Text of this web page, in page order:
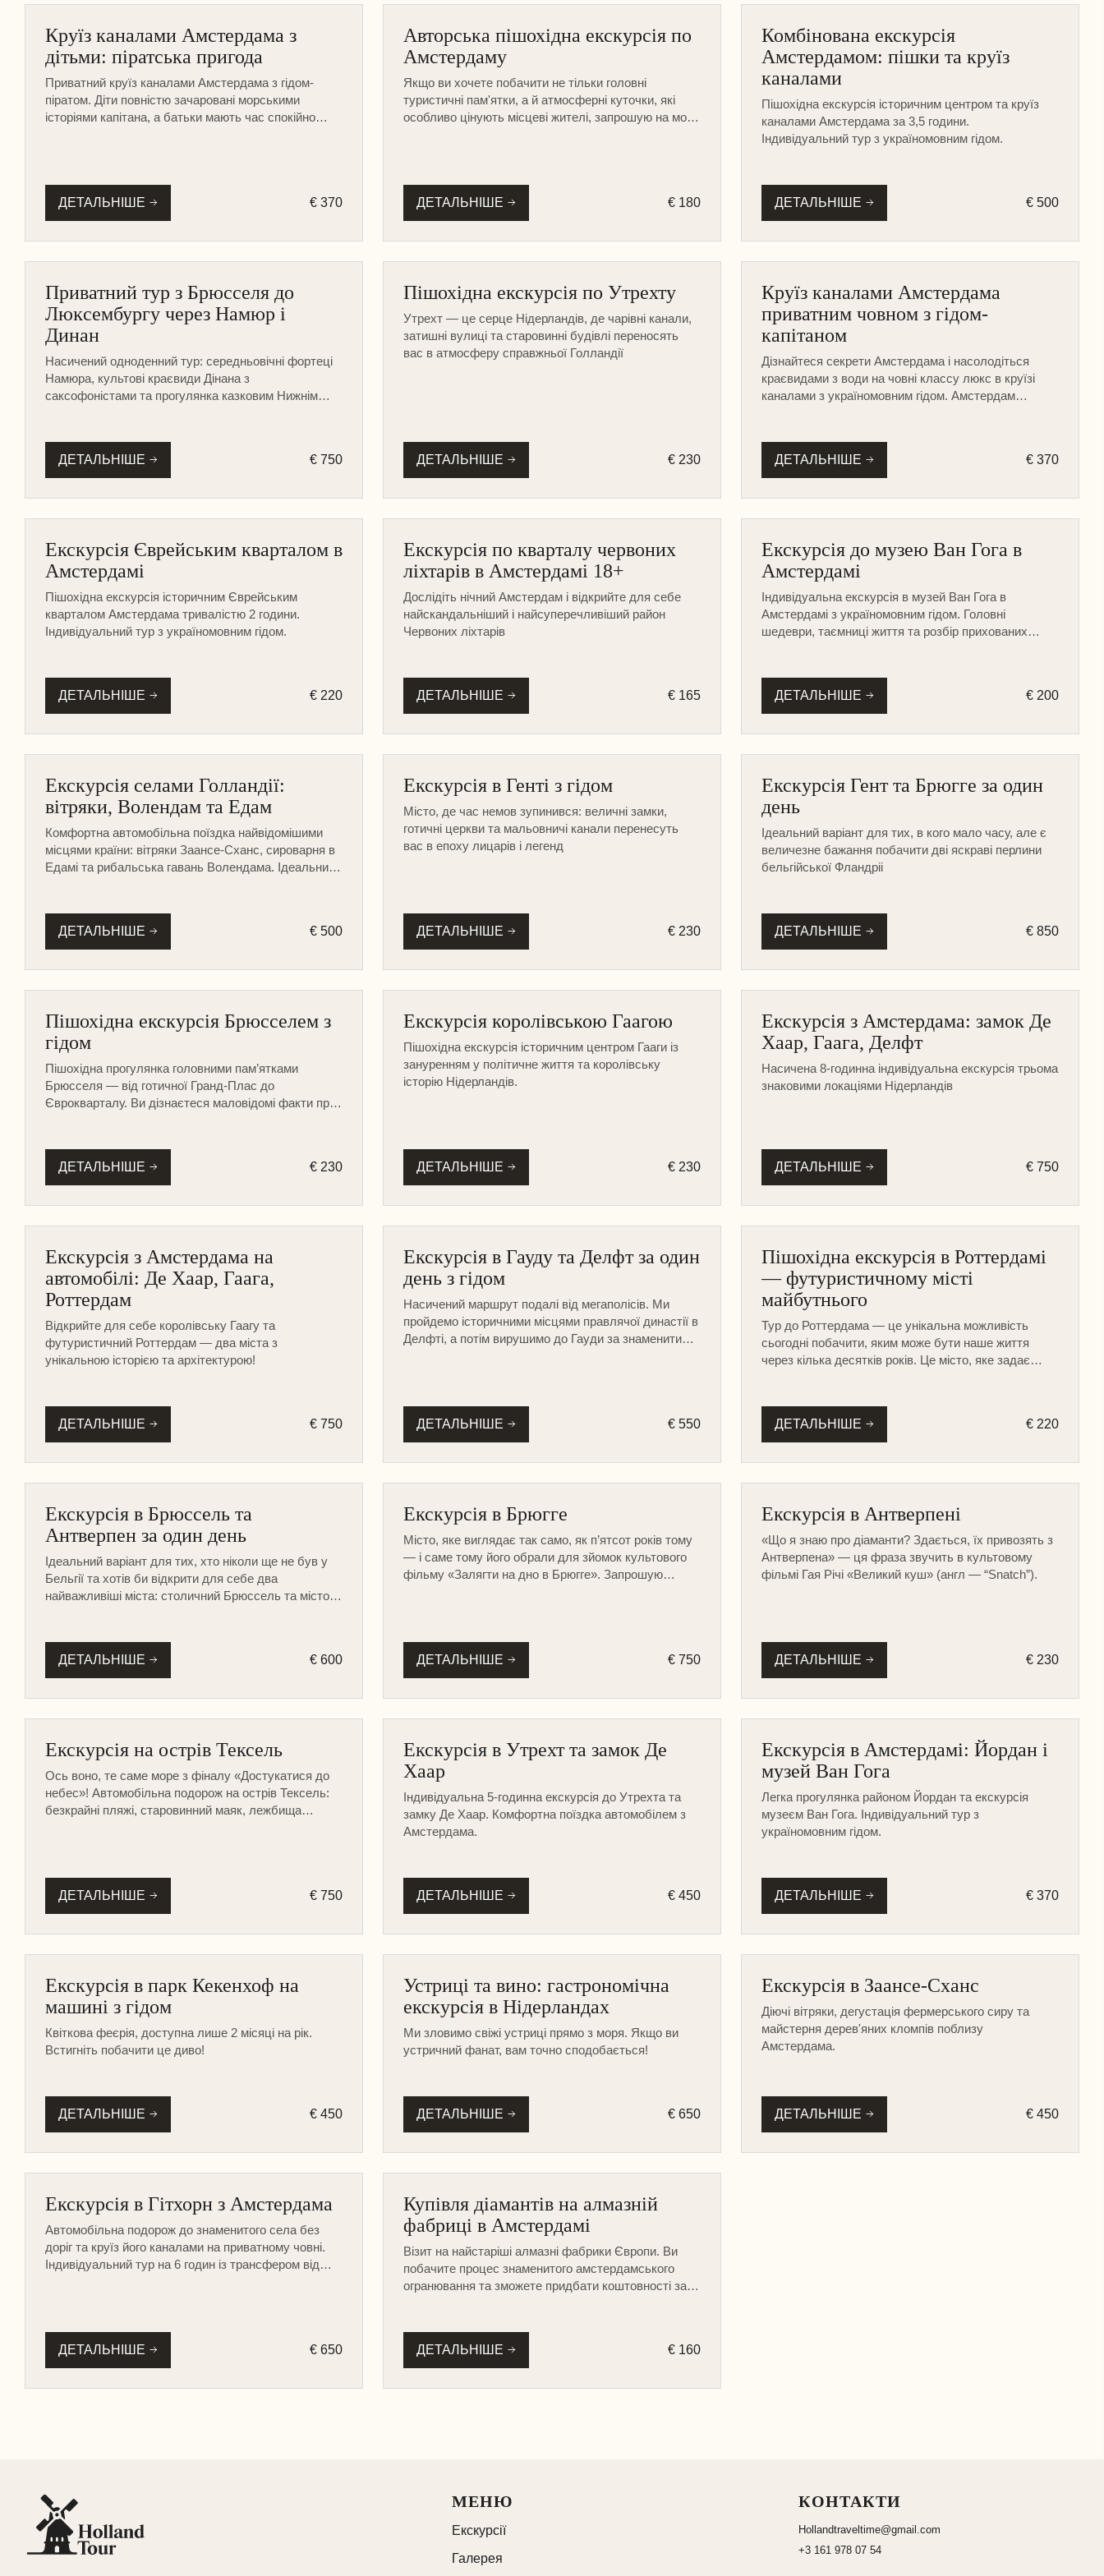
КРУЇЗ НА ЧОВНІ
Круїз каналами Амстердама з
дітьми: піратська пригода
Приватний круїз каналами Амстердама з гідом-
піратом. Діти повністю зачаровані морськими
історіями капітана, а батьки мають час спокійно
ДЕТАЛЬНІШЕ € 370
ПІШОХІДНА
Авторська пішохідна екскурсія по
Амстердаму
Якщо ви хочете побачити не тільки головні
туристичні пам'ятки, а й атмосферні куточки, які
особливо цінують місцеві жителі, запрошую на мою
ДЕТАЛЬНІШЕ € 180
КРУЇЗ НА ЧОВНІ
ПІШОХІДНА
Комбінована екскурсія
Амстердамом: пішки та круїз
каналами
Пішохідна екскурсія історичним центром та круїз
каналами Амстердама за 3,5 години.
Індивідуальний тур з україномовним гідом.
ДЕТАЛЬНІШЕ € 500
НА МАШИНІ
Приватний тур з Брюсселя до
Люĸсембургу через Намюр і
Динан
Насичений одноденний тур: середньовічні фортеці
Намюра, культові краєвиди Дінана з
саксофоністами та прогулянка казковим Нижнім
ДЕТАЛЬНІШЕ € 750
ПІШОХІДНА
Пішохідна екскурсія по Утрехту
Утрехт — це серце Нідерландів, де чарівні канали,
затишні вулиці та старовинні будівлі переносять
вас в атмосферу справжньої Голландії
ДЕТАЛЬНІШЕ € 230
КРУЇЗ НА ЧОВНІ
Круїз каналами Амстердама
приватним човном з гідом-
капітаном
Дізнайтеся секрети Амстердама і насолодіться
краєвидами з води на човні классу люкс в круїзі
каналами з україномовним гідом. Амстердам
ДЕТАЛЬНІШЕ € 370
ПІШОХІДНА
Екскурсія Єврейським кварталом в
Амстердамі
Пішохідна екскурсія історичним Єврейським
кварталом Амстердама тривалістю 2 години.
Індивідуальний тур з україномовним гідом.
ДЕТАЛЬНІШЕ € 220
ПІШОХІДНА
Екскурсія по кварталу червоних
ліхтарів в Амстердамі 18+
Дослідіть нічний Амстердам і відкрийте для себе
найскандальніший і найсуперечливіший район
Червоних ліхтарів
ДЕТАЛЬНІШЕ € 165
МУЗЕЇ ТА ЗАМКИ
ПІШОХІДНА
Екскурсія до музею Ван Гога в
Амстердамі
Індивідуальна екскурсія в музей Ван Гога в
Амстердамі з україномовним гідом. Головні
шедеври, таємниці життя та розбір прихованих
ДЕТАЛЬНІШЕ € 200
НА МАШИНІ
Екскурсія селами Голландії:
вітряки, Волендам та Едам
Комфортна автомобільна поїздка найвідомішими
місцями країни: вітряки Заансе-Сханс, сироварня в
Едамі та рибальська гавань Волендама. Ідеальний
ДЕТАЛЬНІШЕ € 500
ПІШОХІДНА
Екскурсія в Генті з гідом
Місто, де час немов зупинився: величні замки,
готичні церкви та мальовничі канали перенесуть
вас в епоху лицарів і легенд
ДЕТАЛЬНІШЕ € 230
НА МАШИНІ
Екскурсія Гент та Брюгге за один
день
Ідеальний варіант для тих, в кого мало часу, але є
величезне бажання побачити дві яскраві перлини
бельгійської Фландріі
ДЕТАЛЬНІШЕ € 850
ІНШІ МІСТА
ПІШОХІДНА
Пішохідна екскурсія Брюсселем з
гідом
Пішохідна прогулянка головними пам’ятками
Брюсселя — від готичної Гранд-Плас до
Єврокварталу. Ви дізнаєтеся маловідомі факти про
ДЕТАЛЬНІШЕ
€ 230
ПІШОХІДНА
Екскурсія королівською Гаагою
Пішохідна екскурсія історичним центром Гааги із
зануренням у політичне життя та королівську
історію Нідерландів.
ДЕТАЛЬНІШЕ € 230
МУЗЕЇ ТА ЗАМКИ
НА МАШИНІ
ПІШОХІДНА
Екскурсія з Амстердама: замок Де
Хаар, Гаага, Делфт
Насичена 8-годинна індивідуальна екскурсія трьома
знаковими локаціями Нідерландів
ДЕТАЛЬНІШЕ € 750
МУЗЕЇ ТА ЗАМКИ
НА МАШИНІ
ПІШОХІДНА
Екскурсія з Амстердама на
автомобілі: Де Хаар, Гаага,
Роттердам
Відкрийте для себе королівську Гаагу та
футуристичний Роттердам — два міста з
унікальною історією та архітектурою!
ДЕТАЛЬНІШЕ € 750
НА МАШИНІ
ПІШОХІДНА
Екскурсія в Гауду та Делфт за один
день з гідом
Насичений маршрут подалі від мегаполісів. Ми
пройдемо історичними місцями правлячої династії в
Делфті, а потім вирушимо до Гауди за знаменитим
ДЕТАЛЬНІШЕ € 550
ПІШОХІДНА
Пішохідна екскурсія в Роттердамі
— футуристичному місті
майбутнього
Тур до Роттердама — це унікальна можливість
сьогодні побачити, яким може бути наше життя
через кілька десятків років. Це місто, яке задає
настільки все тут вражає уяву!
ДЕТАЛЬНІШЕ € 220
НА МАШИНІ
ПІШОХІДНА
Екскурсія в Брюссель та
Антверпен за один день
Ідеальний варіант для тих, хто ніколи ще не був у
Бельгії та хотів би відкрити для себе два
найважливіші міста: столичний Брюссель та місто-
ДЕТАЛЬНІШЕ € 600
НА МАШИНІ
ПІШОХІДНА
Екскурсія в Брюгге
Місто, яке виглядає так само, як п’ятсот років тому
— і саме тому його обрали для зйомок культового
фільму «Залягти на дно в Брюгге». Запрошую
ДЕТАЛЬНІШЕ € 750
ПІШОХІДНА
Екскурсія в Антверпені
«Що я знаю про діаманти? Здається, їх привозять з
Антверпена» — ця фраза звучить в культовому
фільмі Гая Річі «Великий куш» (англ — “Snatch”).
ДЕТАЛЬНІШЕ € 230
НА МАШИНІ
Екскурсія на острів Тексель
Ось воно, те саме море з фіналу «Достукатися до
небес»! Автомобільна подорож на острів Тексель:
безкрайні пляжі, старовинний маяк, лежбища
ДЕТАЛЬНІШЕ € 750
НА МАШИНІ
Екскурсія в Утрехт та замок Де
Хаар
Індивідуальна 5-годинна екскурсія до Утрехта та
замку Де Хаар. Комфортна поїздка автомобілем з
Амстердама.
ДЕТАЛЬНІШЕ € 450
МУЗЕЇ ТА ЗАМКИ
ПІШОХІДНА
Екскурсія в Амстердамі: Йордан і
музей Ван Гога
Легка прогулянка районом Йордан та екскурсія
музеєм Ван Гога. Індивідуальний тур з
україномовним гідом.
ДЕТАЛЬНІШЕ € 370
НА МАШИНІ
СЕЗОННІ ТУРИ
Екскурсія в парк Кекенхоф на
машині з гідом
Квіткова феєрія, доступна лише 2 місяці на рік.
Встигніть побачити це диво!
ДЕТАЛЬНІШЕ € 450
СЕЗОННІ ТУРИ
Устриці та вино: гастрономічна
екскурсія в Нідерландах
Ми зловимо свіжі устриці прямо з моря. Якщо ви
устричний фанат, вам точно сподобається!
ДЕТАЛЬНІШЕ € 650
НА МАШИНІ
Екскурсія в Заансе-Сханс
Діючі вітряки, дегустація фермерського сиру та
майстерня дерев'яних кломпів поблизу
Амстердама.
ДЕТАЛЬНІШЕ € 450
НА МАШИНІ
Екскурсія в Гітхорн з Амстердама
Автомобільна подорож до знаменитого села без
доріг та круїз його каналами на приватному човні.
Індивідуальний тур на 6 годин із трансфером від
ДЕТАЛЬНІШЕ € 650
ПІШОХІДНА
Купівля діамантів на алмазній
фабриці в Амстердамі
Візит на найстаріші алмазні фабрики Європи. Ви
побачите процес знаменитого амстердамського
огранювання та зможете придбати коштовності за
ДЕТАЛЬНІШЕ € 160
МЕНЮ
Екскурсії
Галерея
КОНТАКТИ
Hollandtraveltime@gmail.com
+3 161 978 07 54